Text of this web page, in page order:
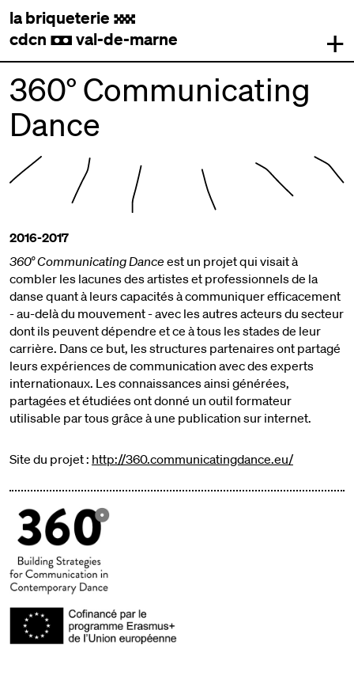
la briqueterie .
cdcn , val-de-marne
+
360° Communicating
Dance
2016-2017
360° Communicating Dance est un projet qui visait à
combler les lacunes des artistes et professionnels de la
danse quant à leurs capacités à communiquer efficacement
- au-delà du mouvement - avec les autres acteurs du secteur
dont ils peuvent dépendre et ce à tous les stades de leur
carrière. Dans ce but, les structures partenaires ont partagé
leurs expériences de communication avec des experts
internationaux. Les connaissances ainsi générées,
partagées et étudiées ont donné un outil formateur
utilisable par tous grâce à une publication sur internet.
Site du projet : http://360.communicatingdance.eu/